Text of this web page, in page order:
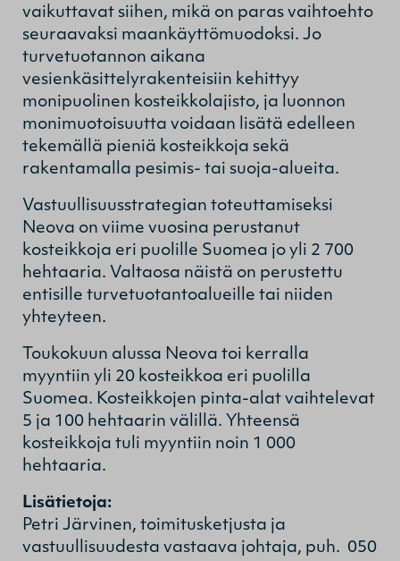
vaikuttavat siihen, mikä on paras vaihtoehto
seuraavaksi maankäyttömuodoksi. Jo
turvetuotannon aikana
vesienkäsittelyrakenteisiin kehittyy
monipuolinen kosteikkolajisto, ja luonnon
monimuotoisuutta voidaan lisätä edelleen
tekemällä pieniä kosteikkoja sekä
rakentamalla pesimis- tai suoja-alueita.
Vastuullisuusstrategian toteuttamiseksi
Neova on viime vuosina perustanut
kosteikkoja eri puolille Suomea jo yli 2 700
hehtaaria. Valtaosa näistä on perustettu
entisille turvetuotantoalueille tai niiden
yhteyteen.
Toukokuun alussa Neova toi kerralla
myyntiin yli 20 kosteikkoa eri puolilla
Suomea. Kosteikkojen pinta-alat vaihtelevat
5 ja 100 hehtaarin välillä. Yhteensä
kosteikkoja tuli myyntiin noin 1 000
hehtaaria.
Lisätietoja:
Petri Järvinen, toimitusketjusta ja
vastuullisuudesta vastaava johtaja, puh. 050